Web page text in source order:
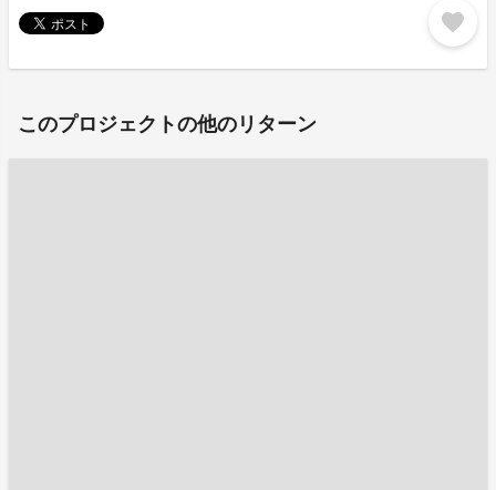
favorite
このプロジェクトの他のリターン